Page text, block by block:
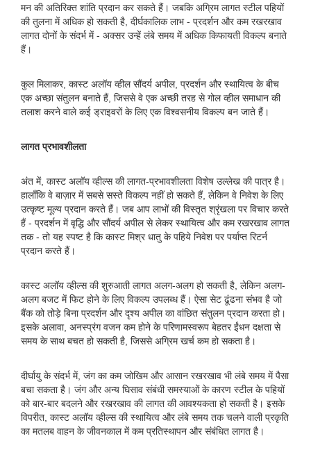
मन की अतिरिक्त शांति प्रदान कर सकते हैं। जबकि अग्रिम लागत स्टील पहियों
की तुलना में अधिक हो सकती है, दीर्घकालिक लाभ - प्रदर्शन और कम रखरखाव
लागत दोनों के संदर्भ में - अक्सर उन्हें लंबे समय में अधिक किफायती विकल्प बनाते
हैं।
कुल मिलाकर, कास्ट अलॉय व्हील सौंदर्य अपील, प्रदर्शन और स्थायित्व के बीच
एक अच्छा संतुलन बनाते हैं, जिससे वे एक अच्छी तरह से गोल व्हील समाधान की
तलाश करने वाले कई ड्राइवरों के लिए एक विश्वसनीय विकल्प बन जाते हैं।
लागत प्रभावशीलता
अंत में, कास्ट अलॉय व्हील्स की लागत-प्रभावशीलता विशेष उल्लेख की पात्र है।
हालाँकि वे बाज़ार में सबसे सस्ते विकल्प नहीं हो सकते हैं, लेकिन वे निवेश के लिए
उत्कृष्ट मूल्य प्रदान करते हैं। जब आप लाभों की विस्तृत श्रृंखला पर विचार करते
हैं - प्रदर्शन में वृद्धि और सौंदर्य अपील से लेकर स्थायित्व और कम रखरखाव लागत
तक - तो यह स्पष्ट है कि कास्ट मिश्र धातु के पहिये निवेश पर पर्याप्त रिटर्न
प्रदान करते हैं।
कास्ट अलॉय व्हील्स की शुरुआती लागत अलग-अलग हो सकती है, लेकिन अलग-
अलग बजट में फिट होने के लिए विकल्प उपलब्ध हैं। ऐसा सेट ढूंढना संभव है जो
बैंक को तोड़े बिना प्रदर्शन और दृश्य अपील का वांछित संतुलन प्रदान करता हो।
इसके अलावा, अनस्प्रंग वजन कम होने के परिणामस्वरूप बेहतर ईंधन दक्षता से
समय के साथ बचत हो सकती है, जिससे अग्रिम खर्च कम हो सकता है।
दीर्घायु के संदर्भ में, जंग का कम जोखिम और आसान रखरखाव भी लंबे समय में पैसा
बचा सकता है। जंग और अन्य घिसाव संबंधी समस्याओं के कारण स्टील के पहियों
को बार-बार बदलने और रखरखाव की लागत की आवश्यकता हो सकती है। इसके
विपरीत, कास्ट अलॉय व्हील्स की स्थायित्व और लंबे समय तक चलने वाली प्रकृति
का मतलब वाहन के जीवनकाल में कम प्रतिस्थापन और संबंधित लागत है।